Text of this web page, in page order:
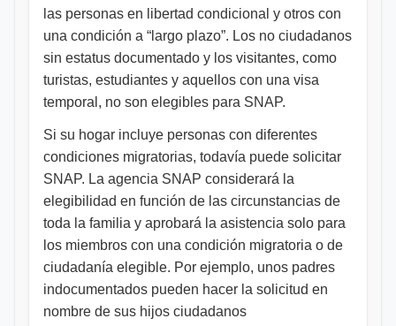
las personas en libertad condicional y otros con
una condición a “largo plazo”. Los no ciudadanos
sin estatus documentado y los visitantes, como
turistas, estudiantes y aquellos con una visa
temporal, no son elegibles para SNAP.
Si su hogar incluye personas con diferentes
condiciones migratorias, todavía puede solicitar
SNAP. La agencia SNAP considerará la
elegibilidad en función de las circunstancias de
toda la familia y aprobará la asistencia solo para
los miembros con una condición migratoria o de
ciudadanía elegible. Por ejemplo, unos padres
indocumentados pueden hacer la solicitud en
nombre de sus hijos ciudadanos